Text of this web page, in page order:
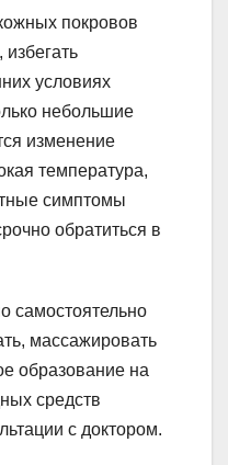
покровов
условиях
небольшие
изменение
температура,
симптомы
обратиться в
самостоятельно
массажировать
образование на
средств
с доктором.